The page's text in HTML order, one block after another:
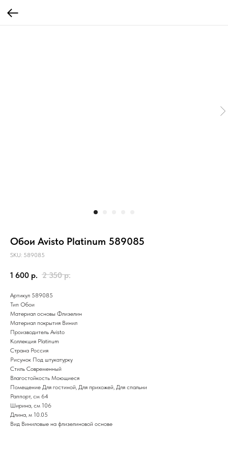
Обои Avisto Platinum 589085
SKU: 589085
1 600 р. 2 350 р.
Артикул 589085
Тип Обои
Материал основы Флизелин
Материал покрытия Винил
Производитель Avisto
Коллекция Platinum
Страна Россия
Рисунок Под штукатурку
Стиль Современный
Влагостойкость Моющиеся
Помещение Для гостиной, Для прихожей, Для спальни
Раппорт, см 64
Ширина, см 106
Длина, м 10.05
Вид Виниловые на флизелиновой основе